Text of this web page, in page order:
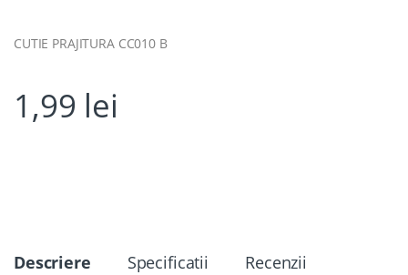
CUTIE PRAJITURA CC010 B
1,99 lei
Descriere Specificatii Recenzii